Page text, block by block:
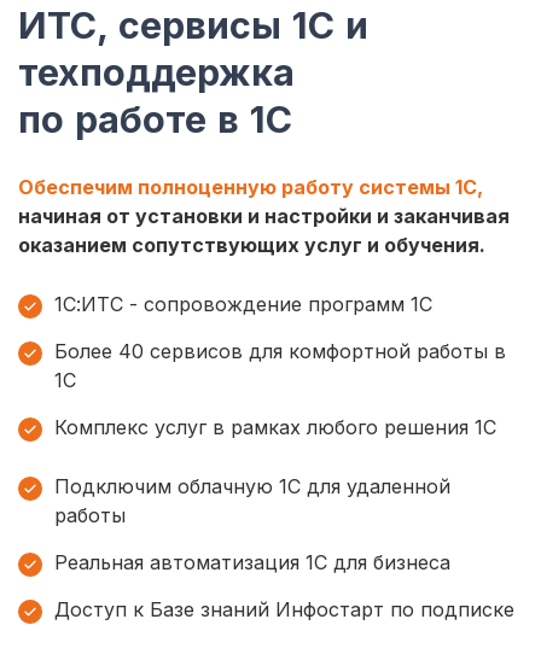
ИТС, сервисы 1С и
техподдержка
по работе в 1С
Обеспечим полноценную работу системы 1С,
начиная от установки и настройки и заканчивая
оказанием сопутствующих услуг и обучения.
1С:ИТС - сопровождение программ 1С
Более 40 сервисов для комфортной работы в
1С
Комплекс услуг в рамках любого решения 1С
Подключим облачную 1С для удаленной
работы
Реальная автоматизация 1С для бизнеса
Доступ к Базе знаний Инфостарт по подписке